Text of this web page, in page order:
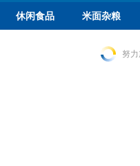
休闲食品 米面杂粮
努